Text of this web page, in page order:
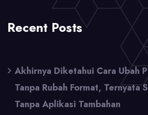
Recent Posts
Akhirnya Diketahui Cara Ubah
Tanpa Rubah Format, Ternyata
Tanpa Aplikasi Tambahan